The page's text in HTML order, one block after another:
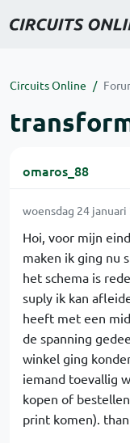
Circuits Online
omaros_88
woensdag 24 januari
Hoi, voor mijn
maken ik ging nu
het schema is
suply ik kan
heeft met een
de spanning
winkel ging
iemand toevallig
kopen of
print komen).